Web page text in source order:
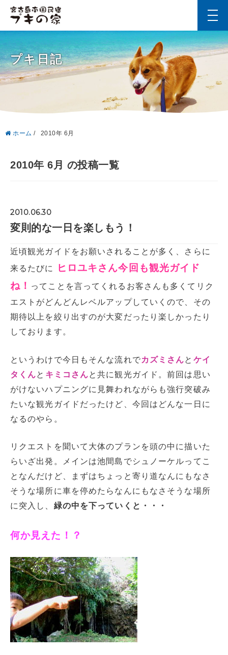
プキ日記
ホーム / 2010年 6月
2010年 6月 の投稿一覧
2010.06.30
変則的な一日を楽しもう！
近頃観光ガイドをお願いされることが多く、さらに
来るたびに
ヒロユキさん今回も観光ガイド
ね！ ってことを言ってくれるお客さんも多くてリク
エストがどんどんレベルアップしていくので、その
期待以上を絞り出すのが大変だったり楽しかったり
しております。
というわけで今日もそんな流れでカズミさんと ケイ
タくんと キミコさんと共に観光ガイド。前回は思い
がけないハプニングに見舞われながらも強行突破み
たいな観光ガイドだったけど、今回はどんな一日に
なるのやら。
リクエストを聞いて大体のプランを頭の中に描いた
らいざ出発。メインは池間島でシュノーケルってこ
となんだけど、まずはちょっと寄り道なんにもなさ
そうな場所に車を停めたらなんにもなさそうな場所
に突入し、 緑の中を下っていくと・・・
何か見えた！？
t
o
g
g
l
v
a